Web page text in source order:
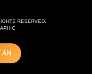
RESERVED.
ÁN